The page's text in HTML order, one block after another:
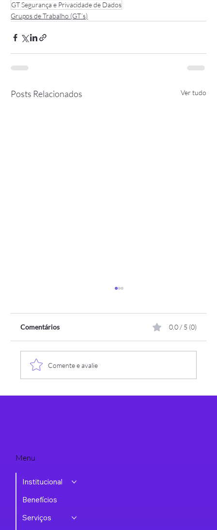
GT Segurança e Privacidade de Dados
Grupos de Trabalho (GT´s)
Posts Relacionados Ver tudo
Comentários 0.0 / 5 (0)
Comente e avalie
Menu
Institucional
Benefícios
Serviços